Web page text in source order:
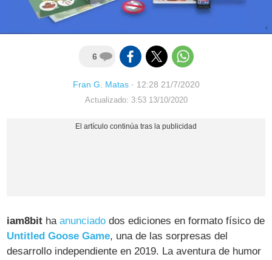
6
Fran G. Matas· 12:28 21/7/2020
Actualizado: 3:53 13/10/2020
iam8bit haanunciado dos ediciones en formato físico de
Untitled Goose Game, una de las sorpresas del
desarrollo independiente en 2019. La aventura de humor